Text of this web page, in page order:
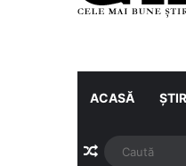
ACASĂ
Articol